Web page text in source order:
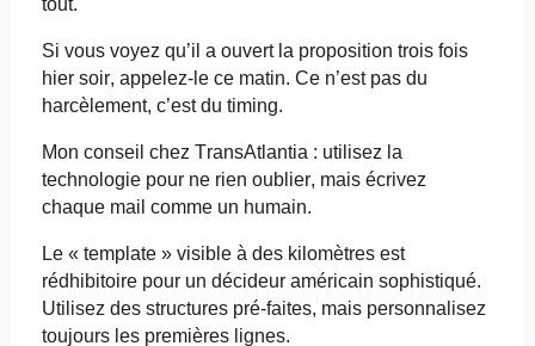
tout.
Si vous voyez qu’il a ouvert la proposition trois fois
hier soir, appelez-le ce matin. Ce n’est pas du
harcèlement, c’est du timing.
Mon conseil chez TransAtlantia : utilisez la
technologie pour ne rien oublier, mais écrivez
chaque mail comme un humain.
Le « template» visible à des kilomètres est
rédhibitoire pour un décideur américain sophistiqué.
Utilisez des structures pré-faites, mais personnalisez
toujours les premières lignes.